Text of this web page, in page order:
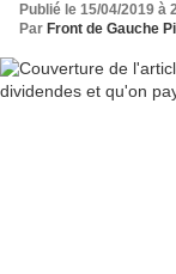
Publié le 15/04/2019 à
Par Front de Gauche